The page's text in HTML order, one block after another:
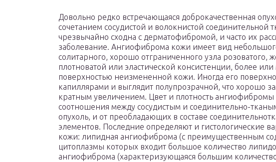
Довольно редко встречающаяся доброкачественная
сочетанием сосудистой и волокнистой соединительной
чрезвычайно сходна с дерматофибромой, и часто их
заболевание. Ангиофиброма кожи имеет вид
солитарного, хорошо отграниченного узла розоватого,
плотноватой или эластической консистенции, более
поверхностью неизмененной кожи. Иногда его
капиллярами и выглядит полупрозрачной, что хорошо
кратным увеличением. Цвет и плотность ангиофибромы
соотношения между сосудистым и соединительно-
опухоль, и от преобладающих в составе
элементов. Последние определяют и гистологические
кожи: липидная ангиофиброма (с преимущественным
цитоплазмы которых входит большое количество
ангиофиброма (характеризующаяся большим